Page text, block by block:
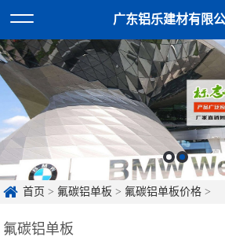
广东铝乐建材有限
首页 > 氟碳铝单板 > 氟碳铝单板价格 >
氟碳铝单板